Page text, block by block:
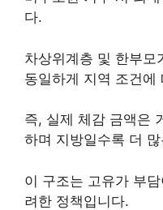
다.
차상위계층 및 한부모
동일하게 지역 조건에
즉, 실제 체감 금액은
하며 지방일수록 더
이 구조는 고유가 부
려한 정책입니다.